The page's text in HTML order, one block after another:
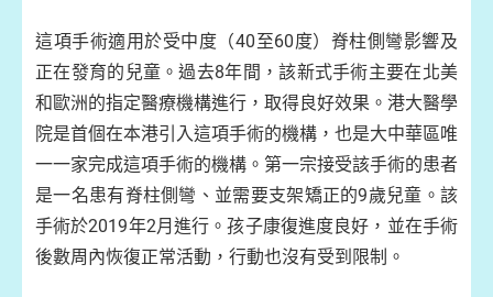
這項手術適用於受中度（40至60度）脊柱側彎影響及
正在發育的兒童。過去8年間，該新式手術主要在北美
和歐洲的指定醫療機構進行，取得良好效果。港大醫學
院是首個在本港引入這項手術的機構，也是大中華區唯
一一家完成這項手術的機構。第一宗接受該手術的患者
是一名患有脊柱側彎、並需要支架矯正的9歲兒童。該
手術於2019年2月進行。孩子康復進度良好，並在手術
後數周內恢復正常活動，行動也沒有受到限制。